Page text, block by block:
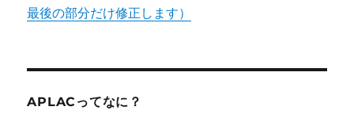
最後の部分だけ修正します）
APLACってなに？